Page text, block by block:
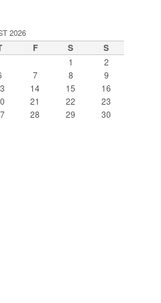
2026
F S S
1
2
7 8
9
14 15
16
21 22
23
28 29
30